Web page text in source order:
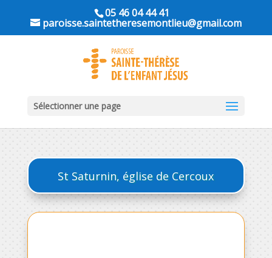
05 46 04 44 41
paroisse.saintetheresemontlieu@gmail.com
Sélectionner une page
St Saturnin, église de Cercoux